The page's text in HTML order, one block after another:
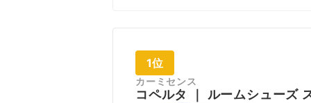
1位
カーミセンス
コペルタ ルームシューズ